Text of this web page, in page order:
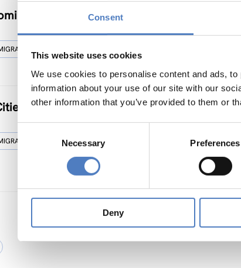
Consent
This website uses cookies
We use cookies to personalise content and ads,
information about your use of our site with our
other information that you’ve provided to them or
Selection
Necessary Preferences
Deny
als Feld sozialer Innovation
for Migrants Inclusion